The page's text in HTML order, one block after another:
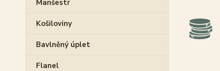
Manšestr
Košiloviny
Bavlněný úplet
Flanel